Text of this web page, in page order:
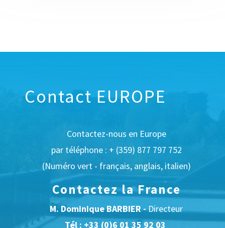
Contact EUROPE
Contactez-nous en Europe
par téléphone : + (359) 877 797 752
(Numéro vert - français, anglais, italien)
Contactez la France
M. Dominique BARBIER -Directeur
Tél : +33 (0)6 01 35 92 03